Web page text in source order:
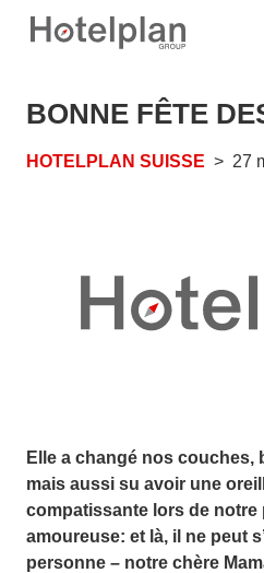
BONNE FÊTE
HOTELPLAN SUISSE 27
Elle a changé nos couches,
mais aussi su avoir une
compatissante lors de notre
amoureuse: et là, il ne peut
personne – notre chère